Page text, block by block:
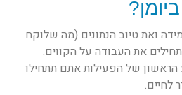
ואת טיוב הנתונים (מה שלוקח
את העבודה על הקווים.
הראשון של הפעילות אתם תתחילו
לחיים.